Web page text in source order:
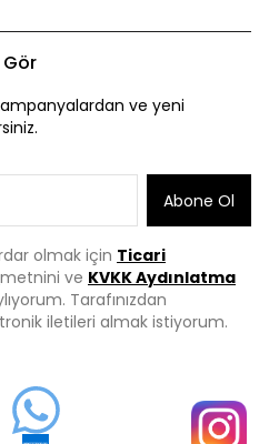
Gör
ve yeni
Abone Ol
olmak için Ticari
metnini ve KVKK Aydınlatma
Tarafınızdan
iletileri almak istiyorum.